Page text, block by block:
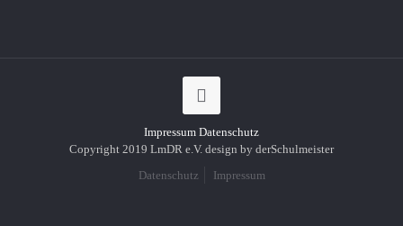
Impressum Datenschutz
Copyright 2019 LmDR e.V. design by derSchulmeister
Datenschutz
Impressum